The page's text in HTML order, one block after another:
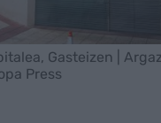
Gasteizen |
Press